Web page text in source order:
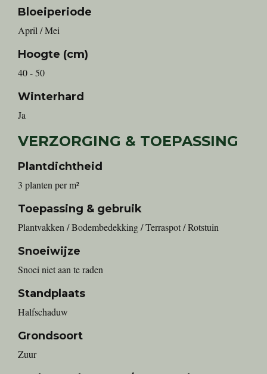
Bloeiperiode
April / Mei
Hoogte (cm)
40 - 50
Winterhard
Ja
VERZORGING & TOEPASSING
Plantdichtheid
3 planten per m²
Toepassing & gebruik
Plantvakken / Bodembedekking / Terraspot / Rotstuin
Snoeiwijze
Snoei niet aan te raden
Standplaats
Halfschaduw
Grondsoort
Zuur